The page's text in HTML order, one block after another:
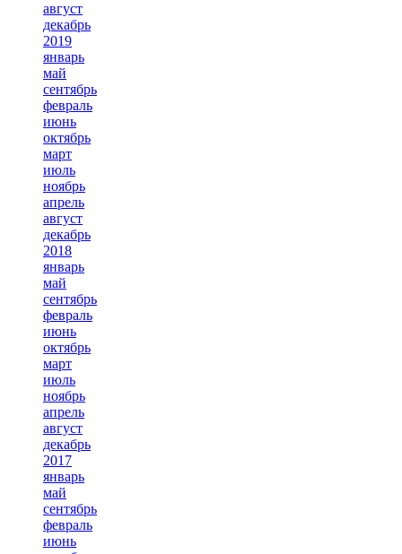
август
декабрь
2019
январь
май
сентябрь
февраль
июнь
октябрь
март
июль
ноябрь
апрель
август
декабрь
2018
январь
май
сентябрь
февраль
июнь
октябрь
март
июль
ноябрь
апрель
август
декабрь
2017
январь
май
сентябрь
февраль
июнь